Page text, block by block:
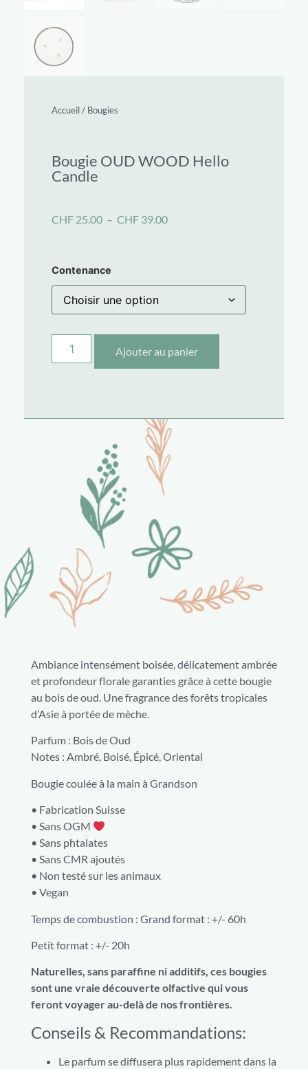
Accueil/ Bougies
Bougie OUD WOOD Hello
Candle
CHF 25.00 – CHF 39.00
Contenance
Ajouter au panier
Ambiance intensément boisée, délicatement ambrée
et profondeur florale garanties grâce à cette bougie
au bois de oud. Une fragrance des forêts tropicales
d’Asie à portée de mèche.
Parfum : Bois de Oud
Notes : Ambré, Boisé, Épicé, Oriental
Bougie coulée à la main à Grandson
• Fabrication Suisse
• Sans OGM
• Sans phtalates
• Sans CMR ajoutés
• Non testé sur les animaux
• Vegan
Temps de combustion : Grand format : +/- 60h
Petit format : +/- 20h
Naturelles, sans paraffine ni additifs, ces bougies
sont une vraie découverte olfactive qui vous
feront voyager au-delà de nos frontières.
Conseils & Recommandations:
Le parfum se diffusera plus rapidement dans la